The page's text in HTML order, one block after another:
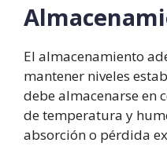
El almacenamiento
mantener niveles
debe almacenarse en
de temperatura y
absorción o pérdida